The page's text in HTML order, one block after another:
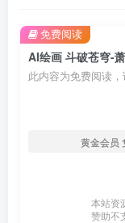
AI绘画 斗破苍穹-
此内容为免费阅读
黄金会员
本站资
赞助不
免费阅读